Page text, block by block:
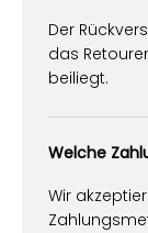
Der
das
beiliegt.
Welche
Wir